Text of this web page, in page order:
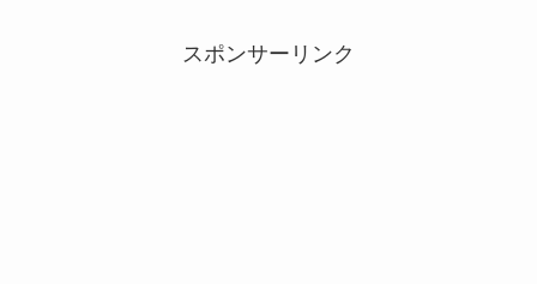
スポンサーリンク